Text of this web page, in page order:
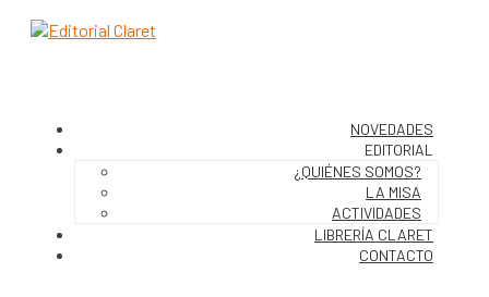
NOVEDADES
EDITORIAL
¿QUIÉNES SOMOS?
LA MISA
ACTIVIDADES
LIBRERÍA CLARET
CONTACTO